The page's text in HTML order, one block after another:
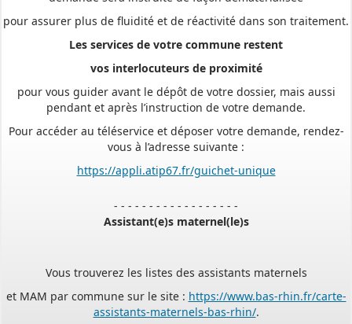
pour assurer plus de fluidité et de réactivité dans son traitement.
Les services de votre commune restent
pendant et après l’instruction de votre demande.
Pour accéder au téléservice et déposer votre demande, rendez-
vous à l’adresse suivante :
Assistant(e)s maternel(le)s
assistants-maternels-bas-rhin/.